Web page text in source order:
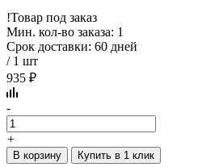
!Товар под заказ
Мин. кол-во заказа: 1
Срок доставки: 60 дней
/ 1 шт
935 ₽
-
+
В корзину Купить в 1 клик